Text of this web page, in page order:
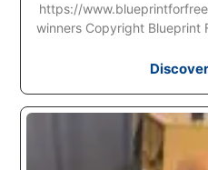
https://
winners Copyright Blueprint